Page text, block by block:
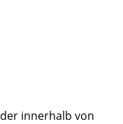
innerhalb von